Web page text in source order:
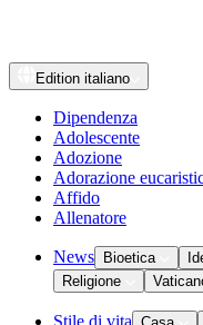
Edition italiano
Dipendenza
Adolescente
Adozione
Adorazione
Affido
Allenatore
News Bioetica
Religione
Stile di vita